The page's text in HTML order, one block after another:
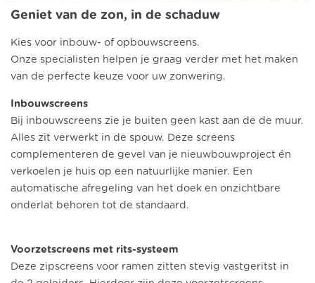
Geniet van de zon, in de schaduw
Kies voor inbouw- of opbouwscreens.
Onze specialisten helpen je graag verder met het maken
van de perfecte keuze voor uw zonwering.
Inbouwscreens
Bij inbouwscreens zie je buiten geen kast aan de de muur.
Alles zit verwerkt in de spouw. Deze screens
complementeren de gevel van je nieuwbouwproject én
verkoelen je huis op een natuurlijke manier. Een
automatische afregeling van het doek en onzichtbare
onderlat behoren tot de standaard.
Voorzetscreens met rits-systeem
Deze zipscreens voor ramen zitten stevig vastgeritst in